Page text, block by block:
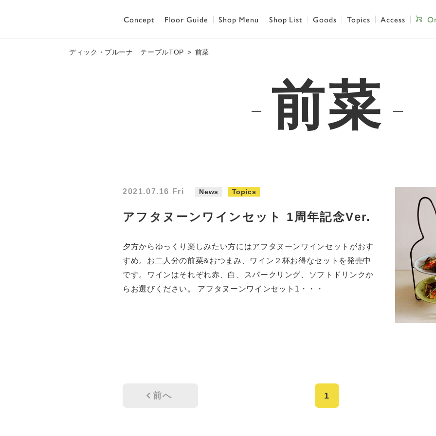
Floor Guide Shop Menu Shop List Goods
Concept Topics Access
ディック・ブルーナ テーブルTOP 前菜
前菜
2021.07.16 Fri News Topics
アフタヌーンワインセット 1周年記念Ver.
夕方からゆっくり楽しみたい方にはアフタヌーンワインセットがおす
すめ。お二人分の前菜&おつまみ、ワイン２杯お得なセットを発売中
です。ワインはそれぞれ赤、白、スパークリング、ソフトドリンクか
らお選びください。 アフタヌーンワインセット1・・・
前へ 1